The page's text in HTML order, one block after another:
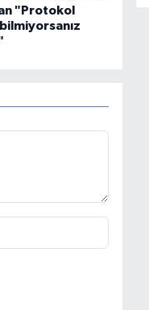
"Protokol
bilmiyorsanız